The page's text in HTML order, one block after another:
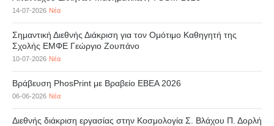
14-07-2026 Νέα
Σημαντική Διεθνής Διάκριση για τον Ομότιμο Καθηγητή της
Σχολής ΕΜΦΕ Γεώργιο Ζουπάνο
10-07-2026 Νέα
Βράβευση PhosPrint με Βραβείο ΕΒΕΑ 2026
06-06-2026 Νέα
Διεθνής διάκριση εργασίας στην Κοσμολογία Σ. Βλάχου Π. Δορλή